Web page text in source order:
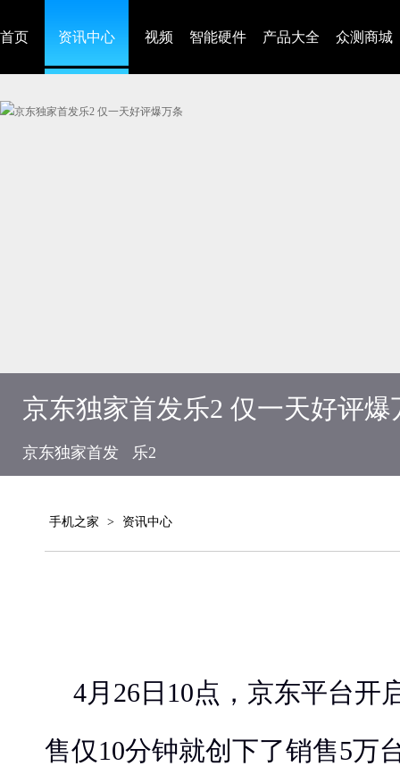
首页 资讯中心 视频 智能硬件 产品大全 众测商城
京东独家首发乐2 仅一天好评爆
京东独家首发 乐2
手机之家 > 资讯中心
4月26日10点，京东平台开
售仅10分钟就创下了销售5万